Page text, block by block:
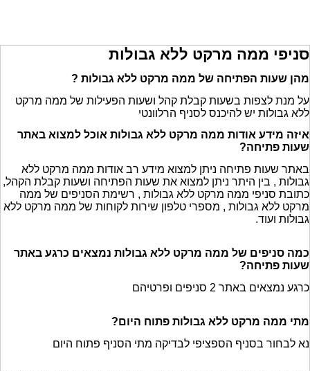
סניפי ממה מרקט ללא גבולות
מהן שעות הפתיחה של ממה מרקט ללא גבולות ?
על מנת לצפות בשעות קבלת קהל ושעות הפעילות של ממה מרקט
ללא גבולות יש להיכנס לסניף הרלוונטי
איזה מידע אודות ממה מרקט ללא גבולות אוכל למצוא באתר
שעות פתיחה?
באתר שעות פתיחה ניתן למצוא מידע רב אודות ממה מרקט ללא
גבולות , בין היתר ניתן למצוא את שעות הפתיחה ושעות קבלת הקהל,
כתובת סניפי ממה מרקט ללא גבולות , רשימת הסניפים של ממה
מרקט ללא גבולות , מספרי טלפון שירות לקוחות של ממה מרקט ללא
גבולות ועוד.
כמה סניפים של ממה מרקט ללא גבולות נמצאים כרגע באתר
שעות פתיחה?
כרגע נמצאים באתר 2 סניפים ופרטיהם
מתי ממה מרקט ללא גבולות פתוח היום?
נא לבחור בסניף הספציפי לבדיקה מתי הסניף פתוח היום